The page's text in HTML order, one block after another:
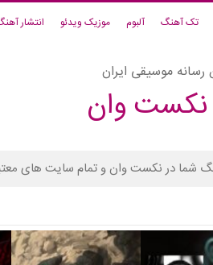
تک آهنگ آلبوم موزیک ویدئو انتشار
رسانه موسیقی ایران
نکست وان
شما در نکست وان و تمام سایت های